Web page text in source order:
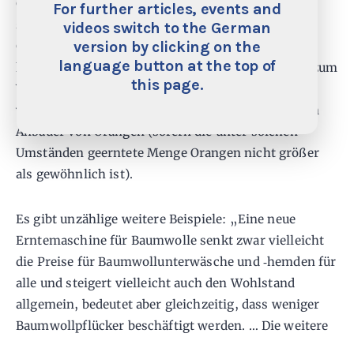
For further articles, events and
videos switch to the German
version by clicking on the
language button at the top of
this page.
Gewinner und Verlierer gibt es grundsätzlich bei
sämtlichen Veränderungen in einer arbeitsteiligen
Gesellschaft. Wegen günstiger Wetterbedingungen
kann die Orangenernte besonders gut ausfallen – zum
Vorteil der Konsumenten, da Orangen nun billiger
werden, möglicherweise aber zum Schaden für den
Anbauer von Orangen (sofern die unter solchen
Umständen geerntete Menge Orangen nicht größer
als gewöhnlich ist).
Es gibt unzählige weitere Beispiele: „Eine neue
Erntemaschine für Baumwolle senkt zwar vielleicht
die Preise für Baumwollunterwäsche und ‑hemden für
alle und steigert vielleicht auch den Wohlstand
allgemein, bedeutet aber gleichzeitig, dass weniger
Baumwollpflücker beschäftigt werden. … Die weitere